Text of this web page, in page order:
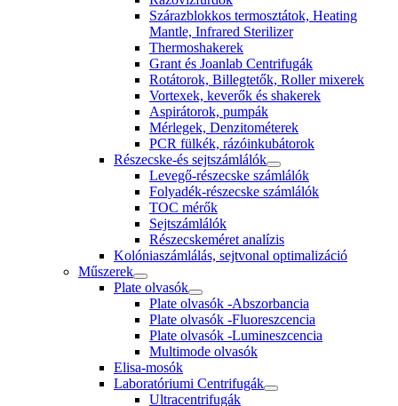
Szárazblokkos termosztátok, Heating
Mantle, Infrared Sterilizer
Thermoshakerek
Grant és Joanlab Centrifugák
Rotátorok, Billegtetők, Roller mixerek
Vortexek, keverők és shakerek
Aspirátorok, pumpák
Mérlegek, Denzitométerek
PCR fülkék, rázóinkubátorok
Részecske-és sejtszámlálók
Levegő-részecske számlálók
Folyadék-részecske számlálók
TOC mérők
Sejtszámlálók
Részecskeméret analízis
Kolóniaszámlálás, sejtvonal optimalizáció
Műszerek
Plate olvasók
Plate olvasók -Abszorbancia
Plate olvasók -Fluoreszcencia
Plate olvasók -Lumineszcencia
Multimode olvasók
Elisa-mosók
Laboratóriumi Centrifugák
Ultracentrifugák